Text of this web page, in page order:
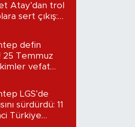
Atay’dan trol
sert çıkış:
defin
25 Temmuz
vefat
LGS’de
sürdürdü: 11
Türkiye